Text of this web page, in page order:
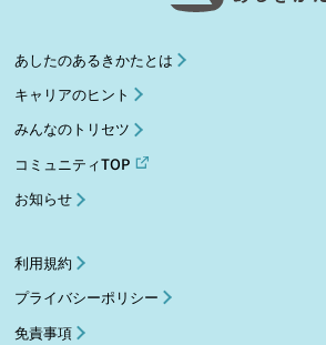
あしたのあるきかたとは
キャリアのヒント
みんなのトリセツ
コミュニティTOP
お知らせ
利用規約
プライバシーポリシー
免責事項